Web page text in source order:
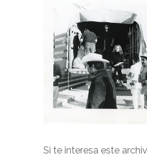
Si te interesa este